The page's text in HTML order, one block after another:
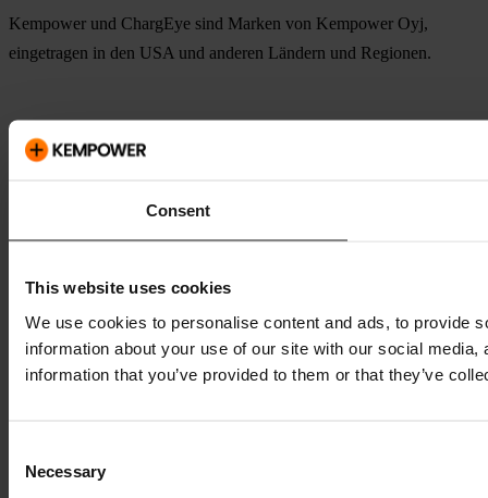
Consent
This website uses cookies
We use cookies to personalise content and ads, to provide
information about your use of our site with our social
information that you’ve provided to them or that they’ve
Selection
Necessary
Kempower und ChargEye sind Marken von Kempower Oyj,
eingetragen in den USA und anderen Ländern und Regionen.